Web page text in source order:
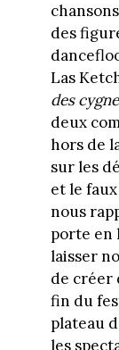
des
Las
des
deux
hors de
sur les
et le
nous
porte en
laisser
de créer
fin du
plateau
les